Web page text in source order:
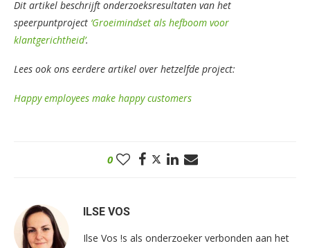
Dit artikel beschrijft onderzoeksresultaten van het
speerpuntproject ‘Groeimindset als hefboom voor
klantgerichtheid’.
Lees ook ons eerdere artikel over hetzelfde project:
Happy employees make happy customers
0
ILSE VOS
Ilse Vos !s als onderzoeker verbonden aan het